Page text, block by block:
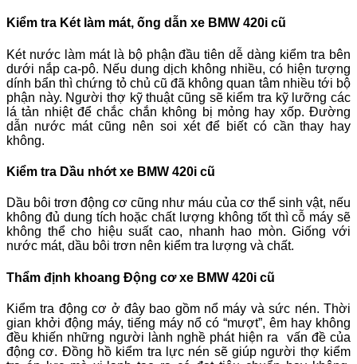
Kiểm tra Két làm mát, ống dẫn xe BMW 420i cũ
Két nước làm mát là bộ phận đầu tiên dễ dàng kiểm tra bên
dưới nắp ca-pô. Nếu dung dịch không nhiều, có hiện tượng
dính bẩn thì chứng tỏ chủ cũ đã không quan tâm nhiều tới bộ
phận này. Người thợ kỹ thuật cũng sẽ kiểm tra kỹ lưỡng các
lá tản nhiệt để chắc chắn không bị mỏng hay xốp. Đường
dẫn nước mát cũng nên soi xét để biết có cần thay hay
không.
Kiểm tra Dầu nhớt xe BMW 420i cũ
Dầu bôi trơn động cơ cũng như máu của cơ thể sinh vật, nếu
không đủ dung tích hoặc chất lượng không tốt thì cỗ máy sẽ
không thể cho hiệu suất cao, nhanh hao mòn. Giống với
nước mát, dầu bôi trơn nên kiểm tra lượng và chất.
Thẩm định khoang Động cơ xe BMW 420i cũ
Kiểm tra động cơ ở đây bao gồm nổ máy và sức nén. Thời
gian khởi động máy, tiếng máy nổ có “mượt”, êm hay không
đều khiến những người lành nghề phát hiện ra vấn đề của
động cơ. Đồng hồ kiểm tra lực nén sẽ giúp người thợ kiểm